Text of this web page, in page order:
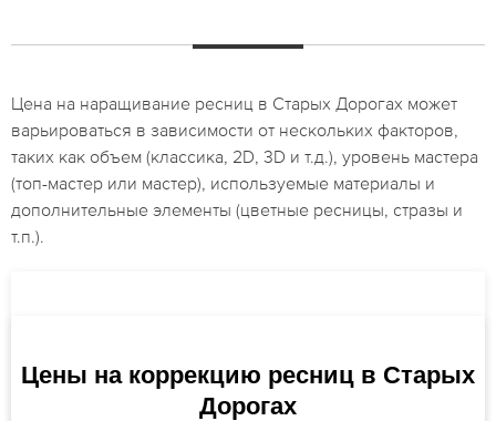
Цена на наращивание ресниц в Старых Дорогах может
варьироваться в зависимости от нескольких факторов,
таких как объем (классика, 2D, 3D и т.д.), уровень мастера
(топ-мастер или мастер), используемые материалы и
дополнительные элементы (цветные ресницы, стразы и
т.п.).
Цены на коррекцию ресниц в Старых
Дорогах